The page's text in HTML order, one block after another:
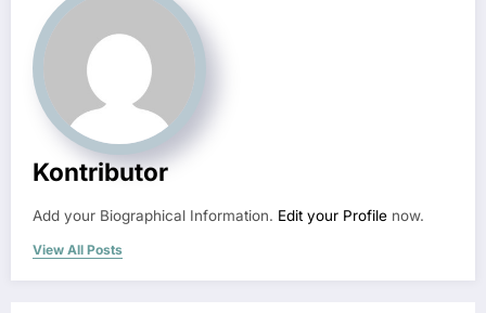
Kontributor
Add your Biographical Information. Edit your Profile now.
View All Posts